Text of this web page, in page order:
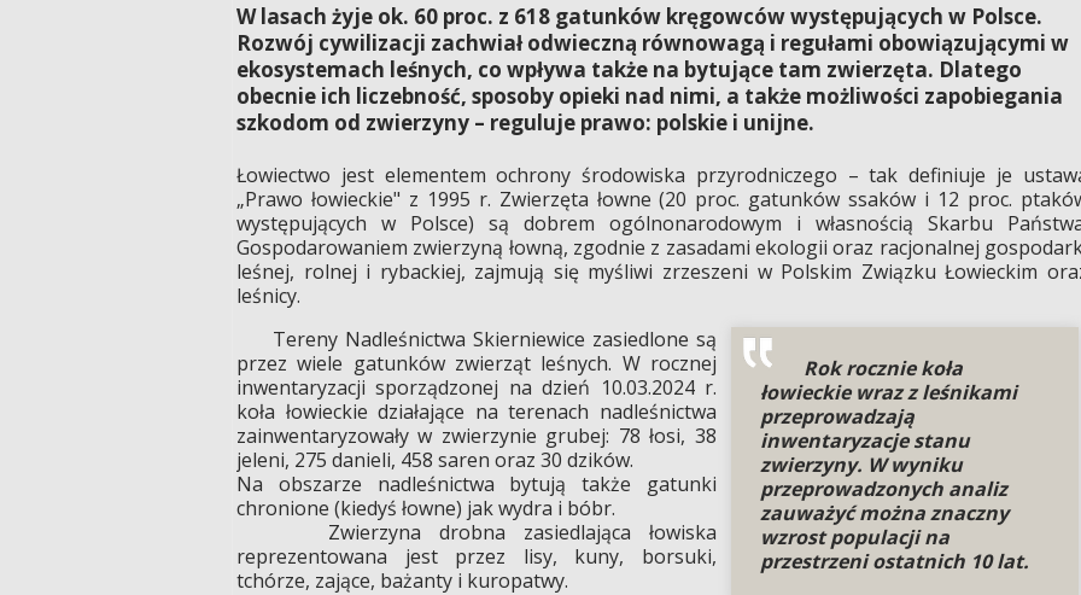
W lasach żyje ok. 60 proc. z 618 gatunków kręgowców występujących w Polsce.
Rozwój cywilizacji zachwiał odwieczną równowagą i regułami obowiązującymi w
ekosystemach leśnych, co wpływa także na bytujące tam zwierzęta. Dlatego
obecnie ich liczebność, sposoby opieki nad nimi, a także możliwości zapobiegania
szkodom od zwierzyny – reguluje prawo: polskie i unijne.
Łowiectwo jest elementem ochrony środowiska przyrodniczego – tak definiuje je
„Prawo łowieckie" z 1995 r. Zwierzęta łowne (20 proc. gatunków ssaków i 12 proc.
występujących w Polsce) są dobrem ogólnonarodowym i własnością Skarbu
Gospodarowaniem zwierzyną łowną, zgodnie z zasadami ekologii oraz racjonalnej
leśnej, rolnej i rybackiej, zajmują się myśliwi zrzeszeni w Polskim Związku Łowieckim
leśnicy.
Rok rocznie koła
łowieckie wraz z leśnikami
przeprowadzają
inwentaryzacje stanu
zwierzyny. W wyniku
przeprowadzonych analiz
zauważyć można znaczny
wzrost populacji na
przestrzeni ostatnich 10 lat.
Tereny Nadleśnictwa Skierniewice zasiedlone są
przez wiele gatunków zwierząt leśnych. W rocznej
inwentaryzacji sporządzonej na dzień 10.03.2024 r.
koła łowieckie działające na terenach nadleśnictwa
zainwentaryzowały w zwierzynie grubej: 78 łosi, 38
jeleni, 275 danieli, 458 saren oraz 30 dzików.
Na obszarze nadleśnictwa bytują także gatunki
chronione (kiedyś łowne) jak wydra i bóbr.
Zwierzyna drobna zasiedlająca łowiska
reprezentowana jest przez lisy, kuny, borsuki,
tchórze, zające, bażanty i kuropatwy.